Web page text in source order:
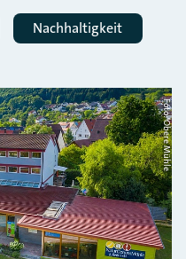
Nachhaltigkeit
Foto: Obere Mühle